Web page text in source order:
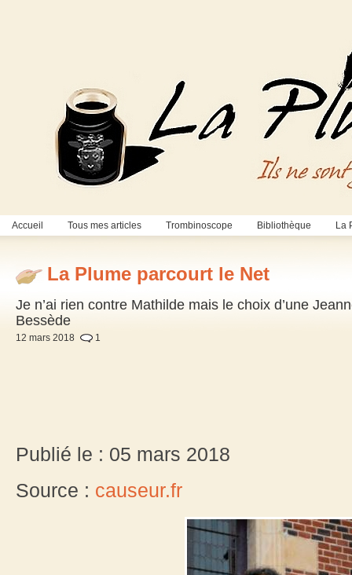
Accueil Tous mes articles Trombinoscope Bibliothèque La
La Plume parcourt le Net
Je n’ai rien contre Mathilde mais le choix d’une
Bessède
12 mars 2018 1
Publié le : 05 mars 2018
Source : causeur.fr